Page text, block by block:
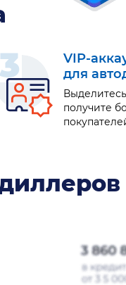
VIP-
для
получите